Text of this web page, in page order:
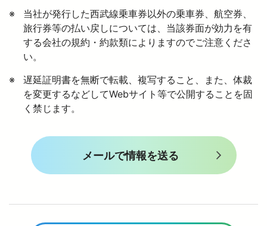
当社が発行した西武線乗車券以外の乗車券、航空券、
旅行券等の払い戻しについては、当該券面が効力を有
する会社の規約・約款類によりますのでご注意くださ
い。
遅延証明書を無断で転載、複写すること、また、体裁
を変更するなどしてWebサイト等で公開することを固
く禁じます。
メールで情報を送る